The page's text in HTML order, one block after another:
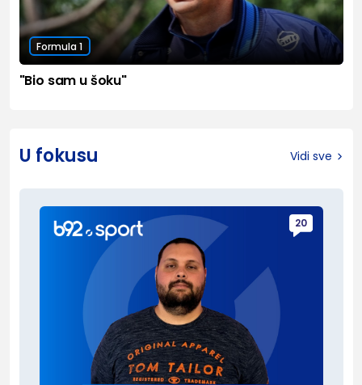
Formula 1
"Bio sam u šoku"
U fokusu Vidi sve
20